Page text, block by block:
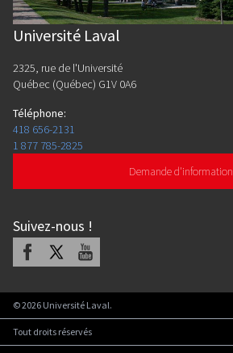
Université Laval
2325, rue de l'Université
Québec (Québec) G1V 0A6
Téléphone:
418 656-2131
1 877 785-2825
Demande d'information
Suivez-nous !
Facebook Youtube
©2026 Université Laval.
Tout droits réservés